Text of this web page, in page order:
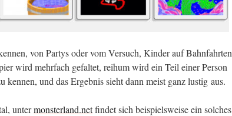
von Par­tys oder vom Ver­such, Kin­der auf Bahn­fahr­ten
wird mehr­fach gefal­tet, reih­um wird ein Teil einer Per­son
ken­nen, und das Ergeb­nis sieht dann meist ganz lus­tig aus.
untermonsterland.netfin­det sich bei­spiels­wei­se ein sol­ches